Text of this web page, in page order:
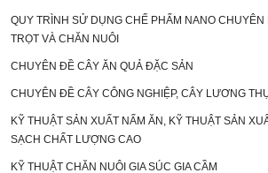
QUY TRÌNH SỬ DỤNG CHẾ PHẨM NANO CHUYÊN
TRỌT VÀ CHĂN NUÔI
CHUYÊN ĐỀ CÂY ĂN QUẢ ĐẶC SẢN
CHUYÊN ĐỀ CÂY CÔNG NGHIỆP, CÂY LƯƠNG
KỸ THUẬT SẢN XUẤT NẤM ĂN, KỸ THUẬT SẢN
SẠCH CHẤT LƯỢNG CAO
KỸ THUẬT CHĂN NUÔI GIA SÚC GIA CẦM